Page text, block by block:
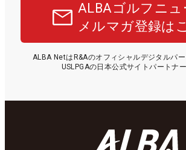
ALBAゴルフニュ
メルマガ登録は
ALBA NetはR&Aのオフィシャルデジタルパ
USLPGAの日本公式サイトパートナー